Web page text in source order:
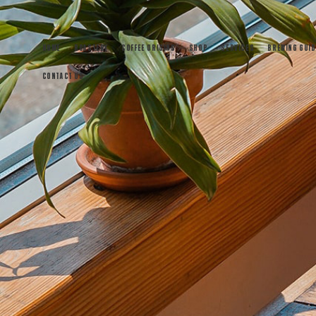
HOME ROASTERY COFFEE ORIGINS SHOP SERVICES BREWING
CONTACT US